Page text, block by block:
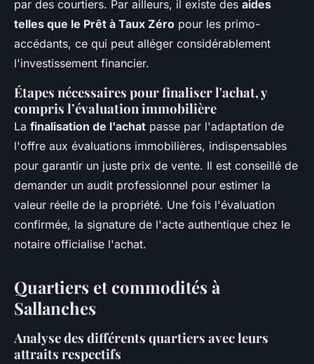
par des courtiers. Par ailleurs, il existe des aides
telles que le Prêt à Taux Zéro pour les primo-
accédants, ce qui peut alléger considérablement
l'investissement financier.
Étapes nécessaires pour finaliser l'achat, y
compris l’évaluation immobilière
La finalisation de l'achat passe par l'adaptation de
l'offre aux évaluations immobilières, indispensables
pour garantir un juste prix de vente. Il est conseillé de
demander un audit professionnel pour estimer la
valeur réelle de la propriété. Une fois l'évaluation
confirmée, la signature de l'acte authentique chez le
notaire officialise l'achat.
Quartiers et commodités à
Sallanches
Analyse des différents quartiers avec leurs
attraits respectifs